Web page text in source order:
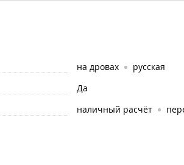
на дровах
русская
Да
наличный расчёт